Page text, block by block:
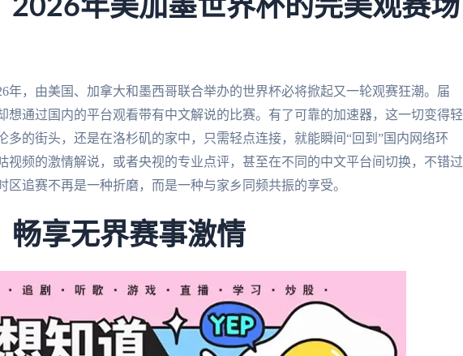
2026年美加墨世界杯的完美观赛场
年，由美国、加拿大和墨西哥联合举办的世界杯必将掀起又一轮观赛狂潮。届
想通过国内的平台观看带有中文解说的比赛。有了可靠的加速器，这一切变得轻
多的街头，还是在洛杉矶的家中，只需轻点连接，就能瞬间“回到”国内网络环
视频的激情解说，或者央视的专业点评，甚至在不同的中文平台间切换，不错过
区追赛不再是一种折磨，而是一种与家乡同频共振的享受。
畅享无界赛事激情